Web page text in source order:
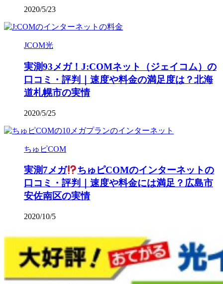
2020/5/23
JCOM光
実測93メガ！J:COMネット（ジェイコム）の
口コミ・評判｜速度や料金の満足度は？北海
道札幌市の実情
2020/5/25
ちゅピCOM
実測7メガ
ちゅピCOMのインターネットの
口コミ・評判｜速度や料金には満足？広島市
安佐南区の実情
2020/10/5